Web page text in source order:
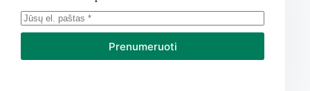
Prenumeruoti